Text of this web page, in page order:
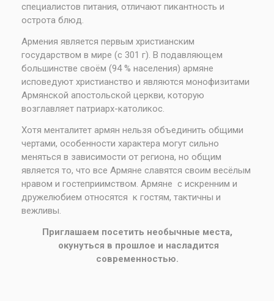
специалистов питания, отличают пикантность и
острота блюд.
Армения является первым христианским
государством в мире (с 301 г). В подавляющем
большинстве своём (94 % населения) армяне
исповедуют христианство и являются монофизитами
Армянской апостольской церкви, которую
возглавляет патриарх-католикос.
Хотя менталитет армян нельзя объединить общими
чертами, особенности характера могут сильно
меняться в зависимости от региона, но общим
является то, что все Армяне славятся своим весёлым
нравом и гостеприимством. Армяне с искренним и
дружелюбием относятся к гостям, тактичны и
вежливы.
Приглашаем посетить необычные места,
окунуться в прошлое и насладится
современностью.